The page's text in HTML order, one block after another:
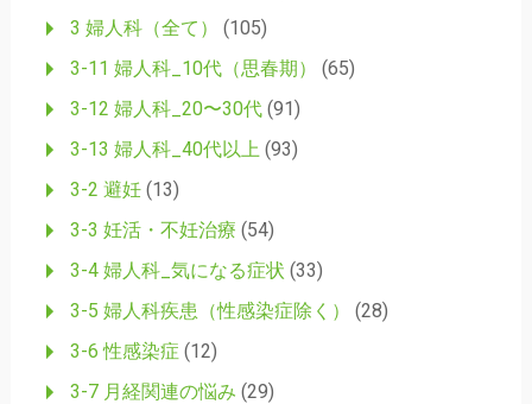
3 婦人科（全て）
(105)
3-11 婦人科_10代（思春期）
(65)
3-12 婦人科_20〜30代(91)
3-13 婦人科_40代以上 (93)
3-2 避妊(13)
3-3 妊活・不妊治療 (54)
3-4 婦人科_気になる症状 (33)
3-5 婦人科疾患（性感染症除く）
(28)
3-6 性感染症 (12)
3-7 月経関連の悩み (29)